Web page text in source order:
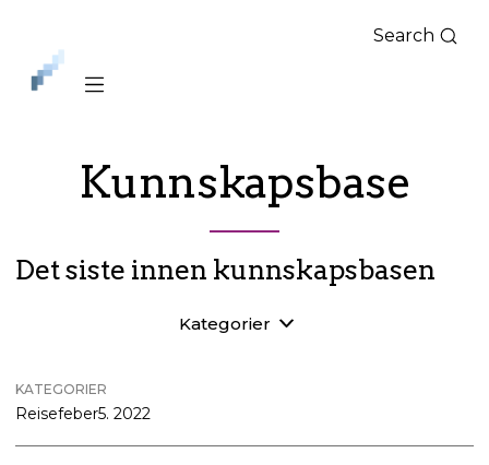
iLag
Nord
Norge
Search
Kunnskapsbase
Det siste innen kunnskapsbasen
Kategorier
KATEGORIER
Reisefeber5. 2022